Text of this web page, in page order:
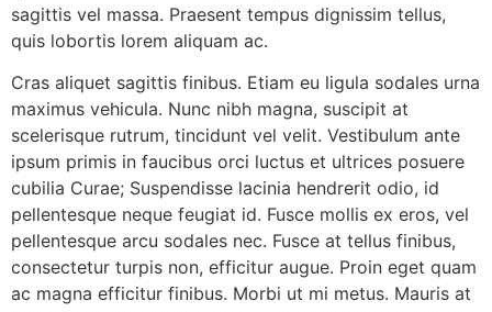
sagittis vel massa. Praesent tempus dignissim tellus,
quis lobortis lorem aliquam ac.
Cras aliquet sagittis finibus. Etiam eu ligula sodales urna
maximus vehicula. Nunc nibh magna, suscipit at
scelerisque rutrum, tincidunt vel velit. Vestibulum ante
ipsum primis in faucibus orci luctus et ultrices posuere
cubilia Curae; Suspendisse lacinia hendrerit odio, id
pellentesque neque feugiat id. Fusce mollis ex eros, vel
pellentesque arcu sodales nec. Fusce at tellus finibus,
consectetur turpis non, efficitur augue. Proin eget quam
ac magna efficitur finibus. Morbi ut mi metus. Mauris at